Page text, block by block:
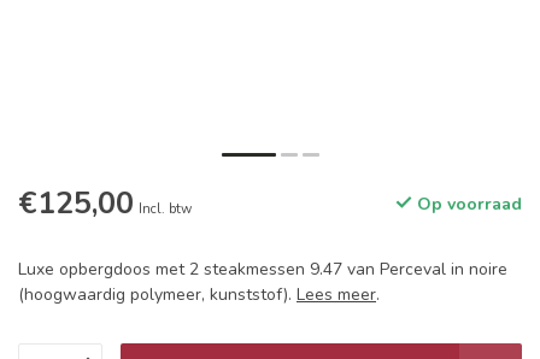
€125,00 Incl. btw Op voorraad
Luxe opbergdoos met 2 steakmessen 9.47 van Perceval in noire
(hoogwaardig polymeer, kunststof). Lees meer.